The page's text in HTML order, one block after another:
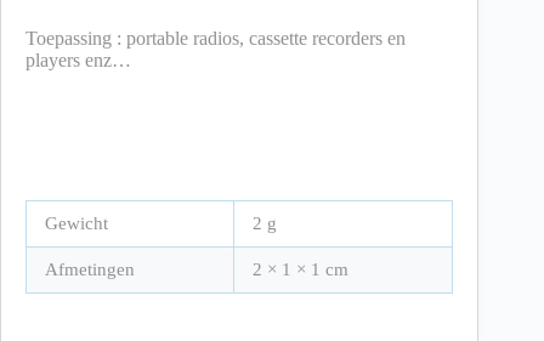
Toepassing : portable radios, cassette recorders en
players enz…
Gewicht 2 g
Afmetingen 2 × 1 × 1 cm